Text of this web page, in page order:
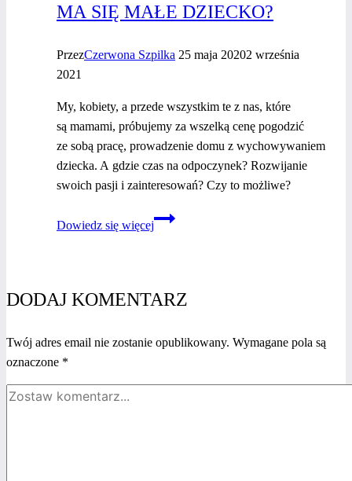
MA SIĘ MAŁE DZIECKO?
PrzezCzerwona Szpilka 25 maja 20202 września
2021
My, kobiety, a przede wszystkim te z nas, które
są mamami, próbujemy za wszelką cenę pogodzić
ze sobą pracę, prowadzenie domu z wychowywaniem
dziecka. A gdzie czas na odpoczynek? Rozwijanie
swoich pasji i zainteresowań? Czy to możliwe?
Dowiedz się więcej
Mamy
znaleźć
DODAJ KOMENTARZ
Twój adres email nie zostanie opublikowany. Wymagane pola są
oznaczone *